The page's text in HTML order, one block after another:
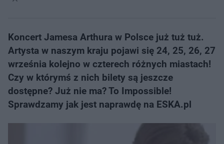
Koncert Jamesa Arthura w Polsce już tuż tuż.
Artysta w naszym kraju pojawi się 24, 25, 26, 27
września kolejno w czterech różnych miastach!
Czy w którymś z nich bilety są jeszcze
dostępne? Już nie ma? To Impossible!
Sprawdzamy jak jest naprawdę na ESKA.pl